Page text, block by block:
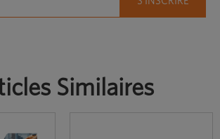
Similaires